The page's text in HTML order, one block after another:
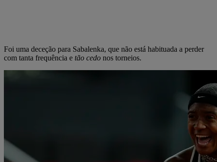
Foi uma deceção para Sabalenka, que não está habituada a perder
com tanta frequência e tão cedo nos torneios.